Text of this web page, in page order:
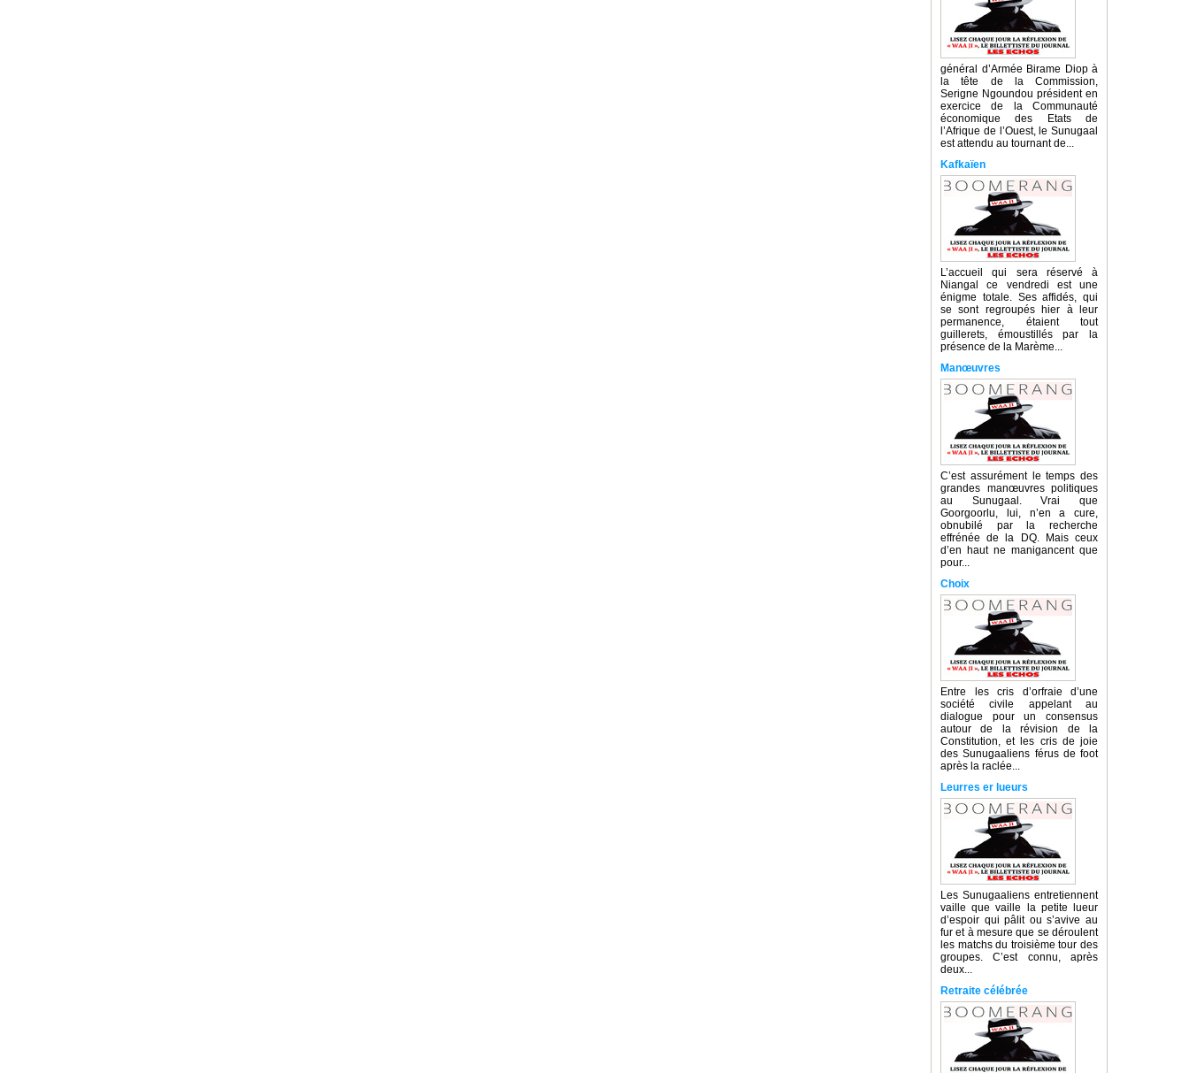
général d’Armée Birame Diop à
la tête de la Commission,
Serigne Ngoundou président en
exercice de la Communauté
économique des Etats de
l’Afrique de l’Ouest, le Sunugaal
est attendu au tournant de...
Kafkaïen
L’accueil qui sera réservé à
Niangal ce vendredi est une
énigme totale. Ses affidés, qui
se sont regroupés hier à leur
permanence, étaient tout
guillerets, émoustillés par la
présence de la Marème...
Manœuvres
C’est assurément le temps des
grandes manœuvres politiques
au Sunugaal. Vrai que
Goorgoorlu, lui, n’en a cure,
obnubilé par la recherche
effrénée de la DQ. Mais ceux
d’en haut ne manigancent que
pour...
Choix
Entre les cris d’orfraie d’une
société civile appelant au
dialogue pour un consensus
autour de la révision de la
Constitution, et les cris de joie
des Sunugaaliens férus de foot
après la raclée...
Leurres er lueurs
Les Sunugaaliens entretiennent
vaille que vaille la petite lueur
d’espoir qui pâlit ou s’avive au
fur et à mesure que se déroulent
les matchs du troisième tour des
groupes. C’est connu, après
deux...
Retraite célébrée